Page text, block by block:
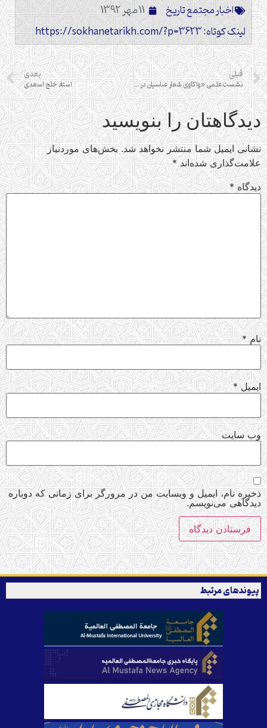
اخبار مجتمع تاریخ
11 مهر 1392
لینک کوتاه: https://sokhanetarikh.com/?p=3623
قبلی
نشست علمی «واکاوی شعار عباسیان در ذهنیت عمومی جامعه»
بعدی
استاد خلج اسعدی
دیدگاهتان را بنویسید
نشانی ایمیل شما منتشر نخواهد شد. بخش‌های موردنیاز
علامت‌گذاری شده‌اند*
دیدگاه*
نام*
ایمیل*
وب‌ سایت
ذخیره نام، ایمیل و وبسایت من در مرورگر برای زمانی که دوباره
دیدگاهی می‌نویسم.
پیوندهای مرتبط